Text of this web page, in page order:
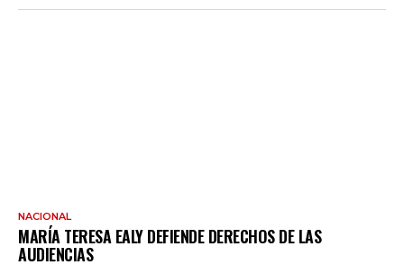
NACIONAL
MARÍA TERESA EALY DEFIENDE DERECHOS DE LAS
AUDIENCIAS